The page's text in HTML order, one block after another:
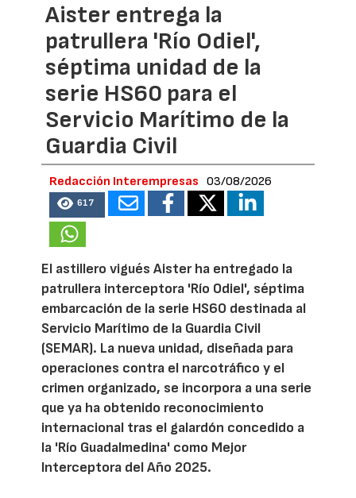
Aister entrega la
patrullera 'Río Odiel',
séptima unidad de la
serie HS60 para el
Servicio Marítimo de la
Guardia Civil
Redacción Interempresas 03/08/2026
617
El astillero vigués Aister ha entregado la
patrullera interceptora 'Río Odiel', séptima
embarcación de la serie HS60 destinada al
Servicio Marítimo de la Guardia Civil
(SEMAR). La nueva unidad, diseñada para
operaciones contra el narcotráfico y el
crimen organizado, se incorpora a una serie
que ya ha obtenido reconocimiento
internacional tras el galardón concedido a
la 'Río Guadalmedina' como Mejor
Interceptora del Año 2025.